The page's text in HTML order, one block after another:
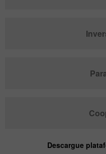
Descargue